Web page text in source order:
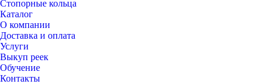
Стопорные кольца
Каталог
О компании
Доставка и оплата
Услуги
Выкуп реек
Обучение
Контакты